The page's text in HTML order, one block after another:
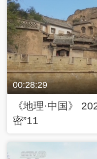
00:28:29
《地理·中国》
密”11